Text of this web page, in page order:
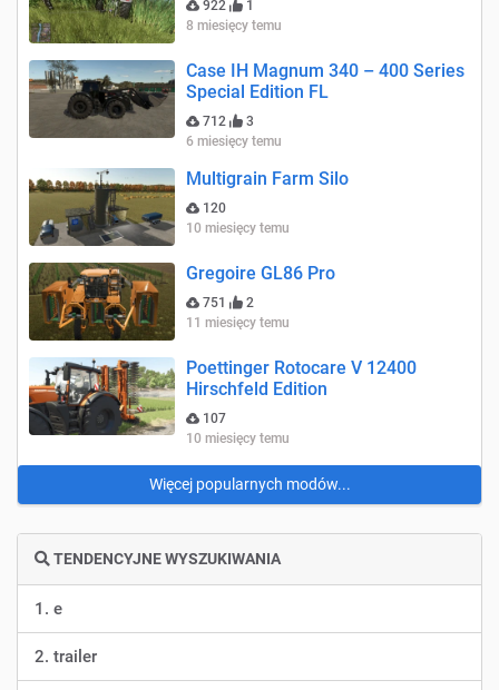
922
1
8 miesięcy temu
Case IH Magnum 340 – 400 Series
Special Edition FL
712
3
6 miesięcy temu
Multigrain Farm Silo
120
10 miesięcy temu
Gregoire GL86 Pro
751
2
11 miesięcy temu
Poettinger Rotocare V 12400
Hirschfeld Edition
107
10 miesięcy temu
Więcej popularnych modów...
TENDENCYJNE WYSZUKIWANIA
1. e
2. trailer